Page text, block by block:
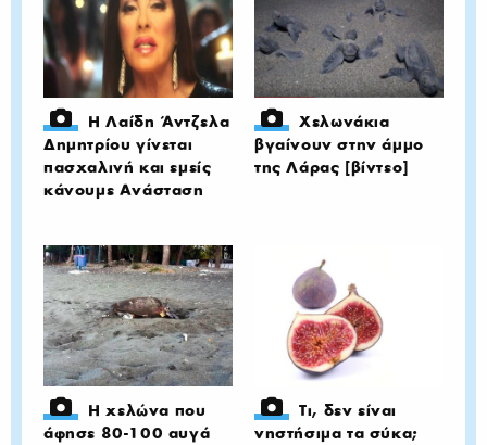
Η Λαίδη Άντζελα
Δημητρίου γίνεται
πασχαλινή και εμείς
κάνουμε Ανάσταση
Χελωνάκια
βγαίνουν στην άμμο
της Λάρας [βίντεο]
Η χελώνα που
άφησε 80-100 αυγά
Τι, δεν είναι
νηστήσιμα τα σύκα;